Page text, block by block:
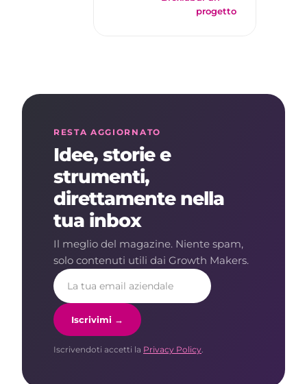
progetto
RESTA AGGIORNATO
Idee, storie e
strumenti,
direttamente nella
tua inbox
Il meglio del magazine. Niente spam,
solo contenuti utili dai Growth Makers.
Iscrivimi →
Iscrivendoti accetti la Privacy Policy.